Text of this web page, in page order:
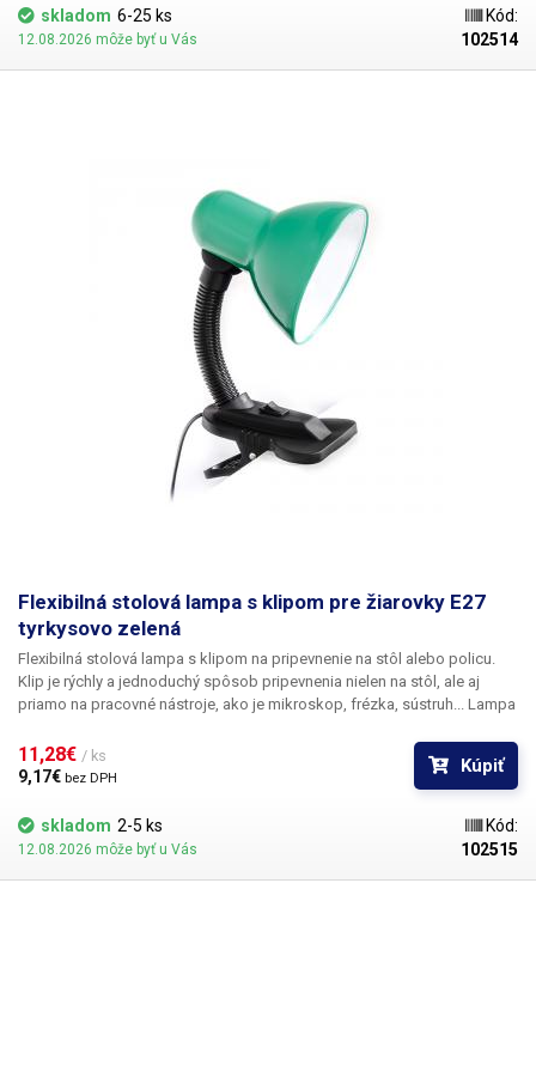
skladom 6-25 ks
12.08.2026 môže byť u Vás
Kód:
102514
Flexibilná stolová lampa s klipom pre žiarovky E27
tyrkysovo zelená
Flexibilná stolová lampa s klipom na pripevnenie na stôl alebo policu.
Klip je rýchly a jednoduchý spôsob pripevnenia nielen na stôl, ale aj
priamo na pracovné nástroje, ako je mikroskop, frézka, sústruh... Lampa
žiarovkou. Vypínač je umiestnený priamo v objímke, takže ho nemusíte
11,28€ / ks
9,17€ bez DPH
Kúpiť
skladom 2-5 ks
12.08.2026 môže byť u Vás
Kód:
102515